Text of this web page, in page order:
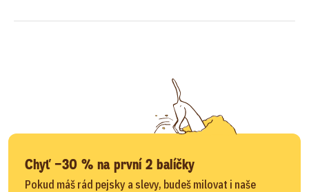
Chyť −30 % na první 2 balíčky
Pokud máš rád pejsky a slevy, budeš milovat i naše